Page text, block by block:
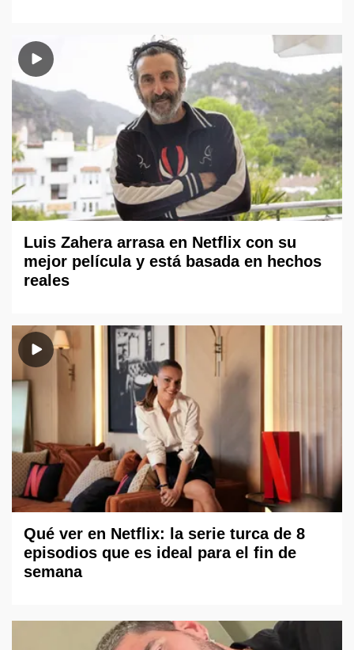
Luis Zahera arrasa en Netflix con su
mejor película y está basada en hechos
reales
Qué ver en Netflix: la serie turca de 8
episodios que es ideal para el fin de
semana